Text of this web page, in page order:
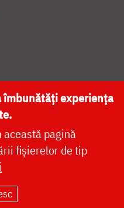
NAȚIONALĂ
MEDIA
îmbunătăți experiența
pagină
fișierelor de tip